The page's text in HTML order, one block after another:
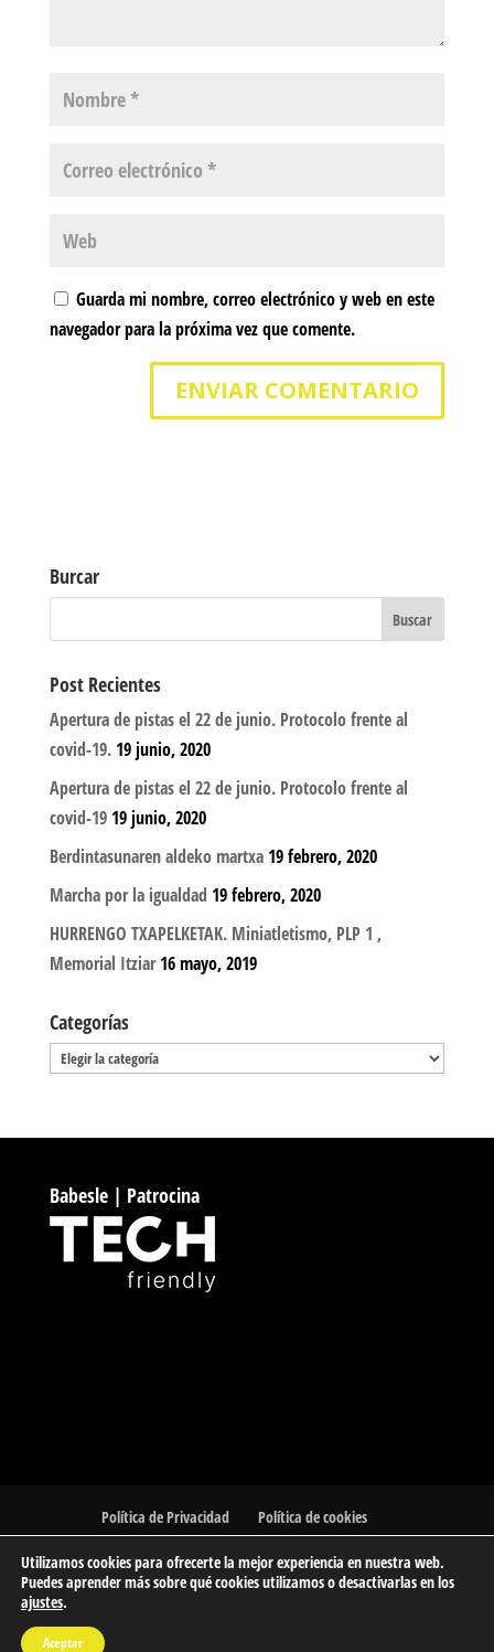
Guarda mi nombre, correo electrónico y web en este
navegador para la próxima vez que comente.
Burcar
Post Recientes
Apertura de pistas el 22 de junio. Protocolo frente al
covid-19. 19 junio, 2020
Apertura de pistas el 22 de junio. Protocolo frente al
covid-19 19 junio, 2020
Berdintasunaren aldeko martxa 19 febrero, 2020
Marcha por la igualdad 19 febrero, 2020
HURRENGO TXAPELKETAK. Miniatletismo, PLP 1 ,
Memorial Itziar 16 mayo, 2019
Categorías
Categorías
Babesle | Patrocina
Política de Privacidad Política de cookies
Utilizamos cookies para ofrecerte la mejor experiencia en nuestra web.
Puedes aprender más sobre qué cookies utilizamos o desactivarlas en los
ajustes.
Aceptar